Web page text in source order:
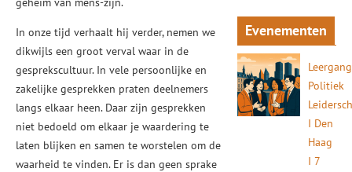
In onze tijd verhaalt hij verder, nemen we
dikwijls een groot verval waar in de
gesprekscultuur. In vele persoonlijke en
zakelijke gesprekken praten deelnemers
langs elkaar heen. Daar zijn gesprekken
niet bedoeld om elkaar je waardering te
laten blijken en samen te worstelen om de
waarheid te vinden. Er is dan geen sprake
Evenementen
Leergang
Politiek
I Den
Haag
I 7